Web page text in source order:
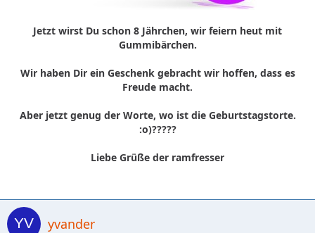
Jetzt wirst Du schon 8 Jährchen, wir feiern heut mit
Gummibärchen.
Wir haben Dir ein Geschenk gebracht wir hoffen, dass es
Freude macht.
Aber jetzt genug der Worte, wo ist die Geburtstagstorte.
:o)?????
Liebe Grüße der ramfresser
yvander